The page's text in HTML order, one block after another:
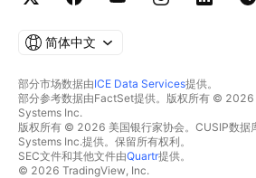
简体中文
部分市场数据由ICE Data Services提供。
部分参考数据由FactSet提供。版权所有 ©
Systems Inc.
版权所有 © 2026 美国银行家协会。CUSIP数据
Systems Inc.提供。保留所有权利。
SEC文件和其他文件由Quartr提供。
© 2026 TradingView, Inc.